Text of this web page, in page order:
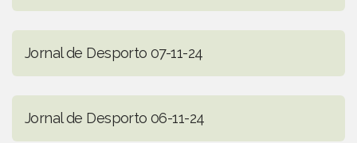
Jornal de Desporto 07-11-24
Jornal de Desporto 06-11-24